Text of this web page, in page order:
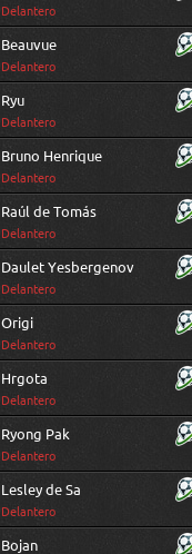
Delantero
Beauvue
Delantero
Ryu
Delantero
Bruno Henrique
Delantero
Raúl de Tomás
Delantero
Daulet Yesbergenov
Delantero
Origi
Delantero
Hrgota
Delantero
Ryong Pak
Delantero
Lesley de Sa
Delantero
Bojan